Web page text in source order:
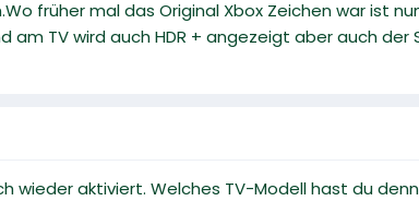
früher mal das Original Xbox Zeichen war ist
am TV wird auch HDR + angezeigt aber auch
wieder aktiviert. Welches TV-Modell hast du